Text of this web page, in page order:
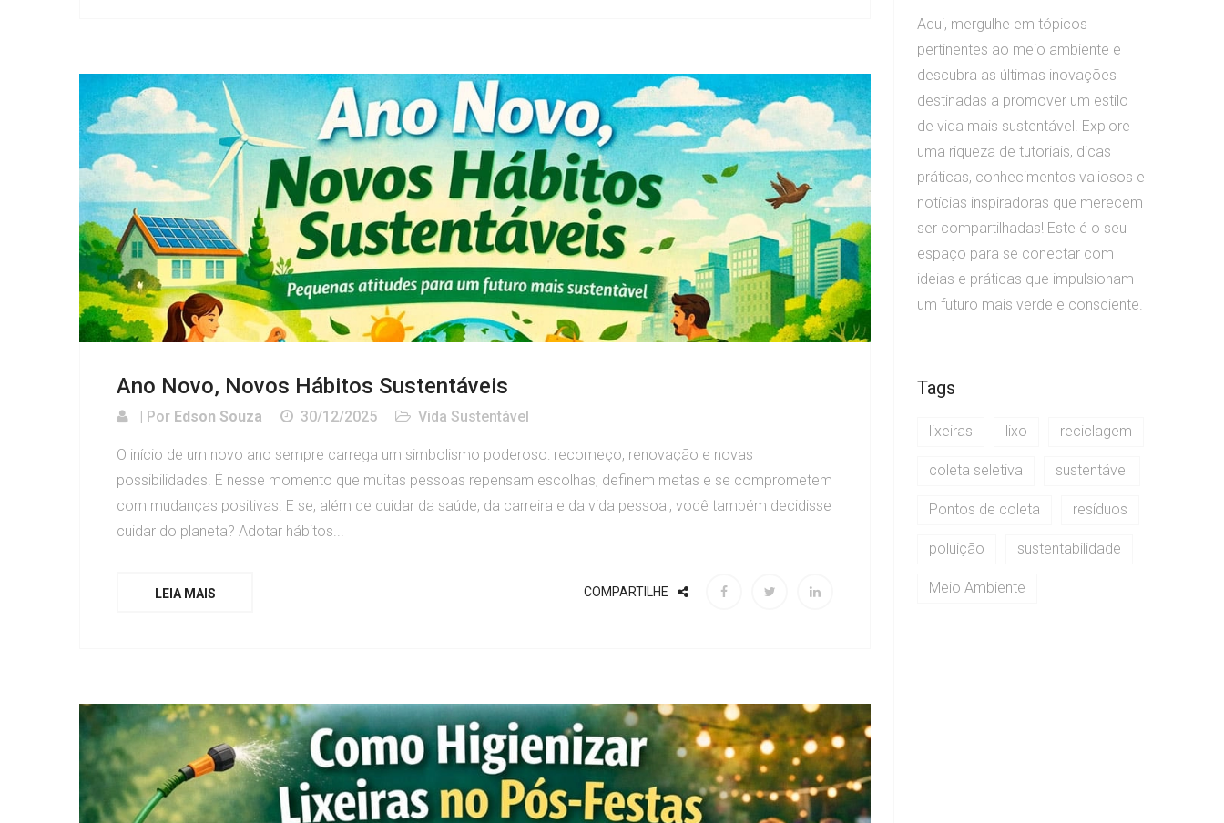
Ano Novo, Novos Hábitos Sustentáveis
| Por Edson Souza 30/12/2025 Vida Sustentável
O início de um novo ano sempre carrega um simbolismo poderoso: recomeço, renovação e novas
possibilidades. É nesse momento que muitas pessoas repensam escolhas, definem metas e se comprometem
com mudanças positivas. E se, além de cuidar da saúde, da carreira e da vida pessoal, você também decidisse
cuidar do planeta? Adotar hábitos...
LEIA MAIS COMPARTILHE
Aqui, mergulhe em tópicos
pertinentes ao meio ambiente e
descubra as últimas inovações
destinadas a promover um estilo
de vida mais sustentável. Explore
uma riqueza de tutoriais, dicas
práticas, conhecimentos valiosos e
notícias inspiradoras que merecem
ser compartilhadas! Este é o seu
espaço para se conectar com
ideias e práticas que impulsionam
um futuro mais verde e consciente.
Tags
lixeiras lixo reciclagem
coleta seletiva sustentável
Pontos de coleta resíduos
poluição sustentabilidade
Meio Ambiente